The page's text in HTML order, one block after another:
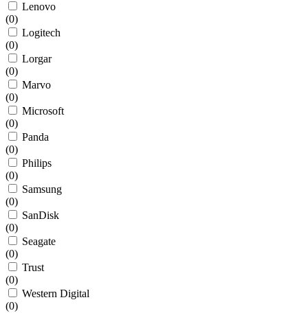
Lenovo
(0)
Logitech
(0)
Lorgar
(0)
Marvo
(0)
Microsoft
(0)
Panda
(0)
Philips
(0)
Samsung
(0)
SanDisk
(0)
Seagate
(0)
Trust
(0)
Western Digital
(0)